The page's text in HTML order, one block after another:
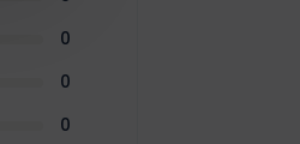
0
0
0